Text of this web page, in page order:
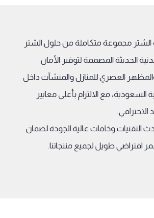
مجموعة متكاملة من حلول الشتر
الحديثة المصممة لتوفير الأمان
العصري للمنازل والمنشآت داخل
السعودية، مع الالتزام بأعلى معايير
الاحترافي.
التقنيات وخامات عالية الجودة لضمان
افتراضي طويل لجميع منتجاتنا.